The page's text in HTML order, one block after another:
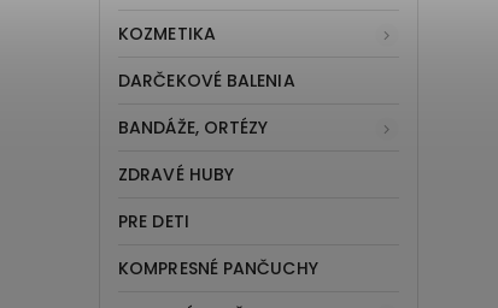
KOZMETIKA
DARČEKOVÉ BALENIA
BANDÁŽE, ORTÉZY
ZDRAVÉ HUBY
PRE DETI
KOMPRESNÉ PANČUCHY